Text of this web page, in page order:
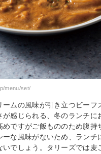
menu/set/
ームの風味が引き立つビーフ
が感じられる、冬のランチに
ですがご飯もののため腹持
ーな風味がないため、ランチ
でしょう。タリーズでは麦